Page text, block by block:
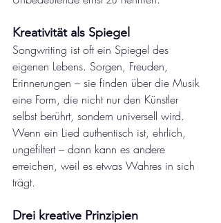
Kreativität als Spiegel
Songwriting ist oft ein Spiegel des
eigenen Lebens. Sorgen, Freuden,
Erinnerungen – sie finden über die Musik
eine Form, die nicht nur den Künstler
selbst berührt, sondern universell wird.
Wenn ein Lied authentisch ist, ehrlich,
ungefiltert – dann kann es andere
erreichen, weil es etwas Wahres in sich
trägt.
Drei kreative Prinzipien